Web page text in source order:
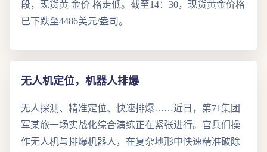
段，现货黄 金价 格走低。截至14：30，现货黄金价格
已下跌至4486美元/盎司。
无人机定位，机器人排爆
无人探测、精准定位、快速排爆……近日，第71集团
军某旅一场实战化综合演练正在紧张进行。官兵们操
作无人机与排爆机器人，在复杂地形中快速精准破除